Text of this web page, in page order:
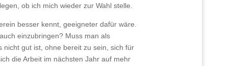
ob ich mich wieder zur Wahl stelle.
besser kennt, geeigneter dafür wäre.
einzubringen? Muss man als
nicht gut ist, ohne bereit zu sein, sich für
die Arbeit im nächsten Jahr auf mehr